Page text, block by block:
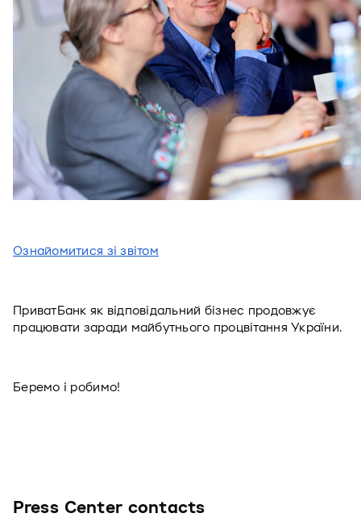
Ознайомитися зі звітом
ПриватБанк як відповідальний бізнес продовжує
працювати заради майбутнього процвітання України.
Беремо і робимо!
Press Center contacts